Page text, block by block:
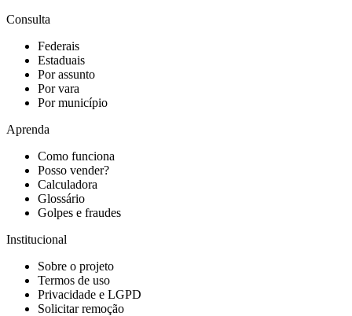
Consulta
Federais
Estaduais
Por assunto
Por vara
Por município
Aprenda
Como funciona
Posso vender?
Calculadora
Glossário
Golpes e fraudes
Institucional
Sobre o projeto
Termos de uso
Privacidade e LGPD
Solicitar remoção